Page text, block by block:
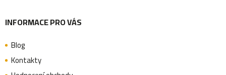
INFORMACE PRO VÁS
Blog
Kontakty